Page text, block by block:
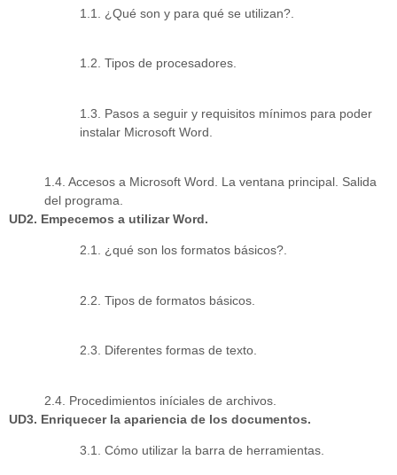
1.1. ¿Qué son y para qué se utilizan?.
1.2. Tipos de procesadores.
1.3. Pasos a seguir y requisitos mínimos para poder
instalar Microsoft Word.
1.4. Accesos a Microsoft Word. La ventana principal. Salida
del programa.
UD2. Empecemos a utilizar Word.
2.1. ¿qué son los formatos básicos?.
2.2. Tipos de formatos básicos.
2.3. Diferentes formas de texto.
2.4. Procedimientos iníciales de archivos.
UD3. Enriquecer la apariencia de los documentos.
3.1. Cómo utilizar la barra de herramientas.